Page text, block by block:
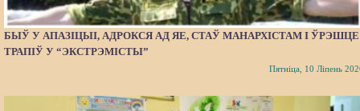
БЫЎ У АПАЗІЦЫІ, АДРОКСЯ АД ЯЕ, СТАЎ МАНАРХІСТАМ І ЎРЭШЦЕ
ТРАПІЎ У “ЭКСТРЭМІСТЫ”
Пятніца, 10 Ліпень